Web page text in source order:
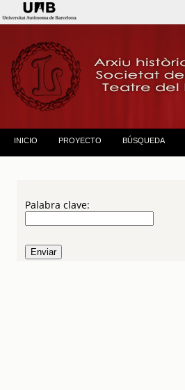
INICIO PROYECTO BÚSQUEDA
Palabra clave: